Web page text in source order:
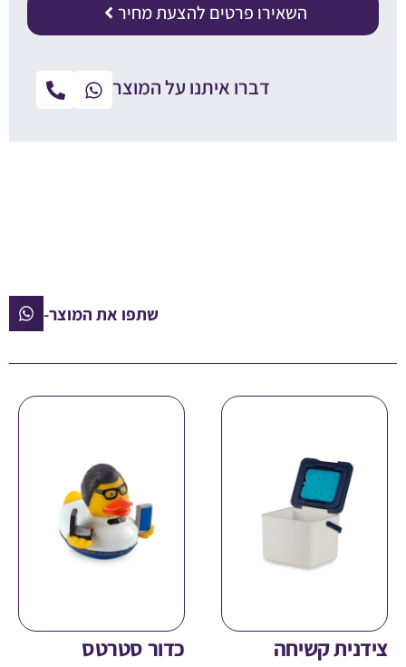
השאירו פרטים להצעת מחיר
דברו איתנו על המוצר
שתפו את המוצר-
קשיחה כדור סטרטס